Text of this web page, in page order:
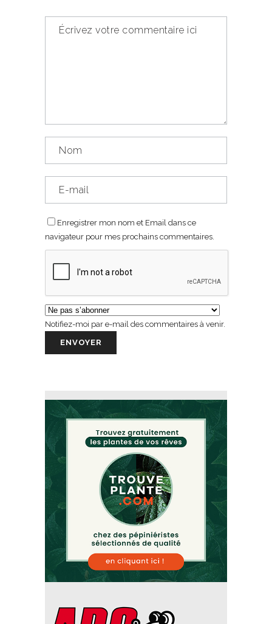
Enregistrer mon nom et Email dans ce
navigateur pour mes prochains commentaires.
Notifiez-moi par e-mail des commentaires à venir.